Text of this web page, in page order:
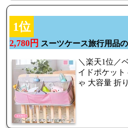
1位
2,780円 スーツケース旅行用品
＼楽天1位／
イドポケット
ゃ 大容量 折